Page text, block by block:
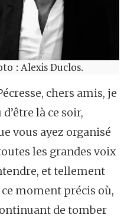
: Alexis Duclos.
chers amis, je
là ce soir,
vous ayez organisé
les grandes voix
et tellement
moment précis où,
de tomber